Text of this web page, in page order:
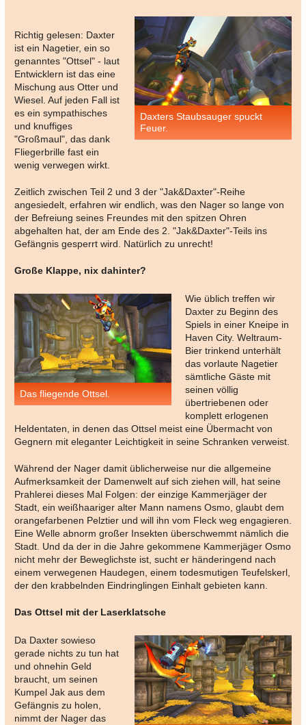
Daxters Staubsauger spuckt
Feuer.
Richtig gelesen: Daxter
ist ein Nagetier, ein so
genanntes "Ottsel" - laut
Entwicklern ist das eine
Mischung aus Otter und
Wiesel. Auf jeden Fall ist
es ein sympathisches
und knuffiges
"Großmaul", das dank
Fliegerbrille fast ein
wenig verwegen wirkt.
Zeitlich zwischen Teil 2 und 3 der "Jak&Daxter"-Reihe
angesiedelt, erfahren wir endlich, was den Nager so lange von
der Befreiung seines Freundes mit den spitzen Ohren
abgehalten hat, der am Ende des 2. "Jak&Daxter"-Teils ins
Gefängnis gesperrt wird. Natürlich zu unrecht!
Große Klappe, nix dahinter?
Das fliegende Ottsel.
Wie üblich treffen wir
Daxter zu Beginn des
Spiels in einer Kneipe in
Haven City. Weltraum-
Bier trinkend unterhält
das vorlaute Nagetier
sämtliche Gäste mit
seinen völlig
übertriebenen oder
komplett erlogenen
Heldentaten, in denen das Ottsel meist eine Übermacht von
Gegnern mit eleganter Leichtigkeit in seine Schranken verweist.
Während der Nager damit üblicherweise nur die allgemeine
Aufmerksamkeit der Damenwelt auf sich ziehen will, hat seine
Prahlerei dieses Mal Folgen: der einzige Kammerjäger der
Stadt, ein weißhaariger alter Mann namens Osmo, glaubt dem
orangefarbenen Pelztier und will ihn vom Fleck weg engagieren.
Eine Welle abnorm großer Insekten überschwemmt nämlich die
Stadt. Und da der in die Jahre gekommene Kammerjäger Osmo
nicht mehr der Beweglichste ist, sucht er händeringend nach
einem verwegenen Haudegen, einem todesmutigen Teufelskerl,
der den krabbelnden Eindringlingen Einhalt gebieten kann.
Das Ottsel mit der Laserklatsche
Da Daxter sowieso
gerade nichts zu tun hat
und ohnehin Geld
braucht, um seinen
Kumpel Jak aus dem
Gefängnis zu holen,
nimmt der Nager das